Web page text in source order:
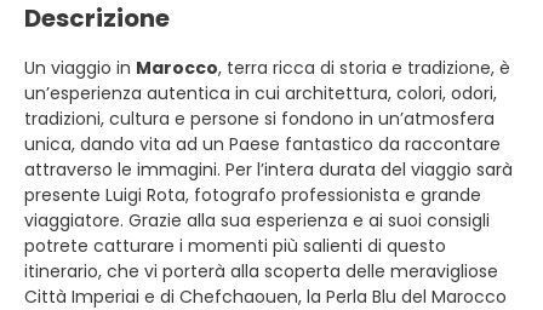
Descrizione
Un viaggio in Marocco, terra ricca di storia e tradizione, è
un’esperienza autentica in cui architettura, colori, odori,
tradizioni, cultura e persone si fondono in un’atmosfera
unica, dando vita ad un Paese fantastico da raccontare
attraverso le immagini. Per l’intera durata del viaggio sarà
presente Luigi Rota, fotografo professionista e grande
viaggiatore. Grazie alla sua esperienza e ai suoi consigli
potrete catturare i momenti più salienti di questo
itinerario, che vi porterà alla scoperta delle meravigliose
Città Imperiai e di Chefchaouen, la Perla Blu del Marocco